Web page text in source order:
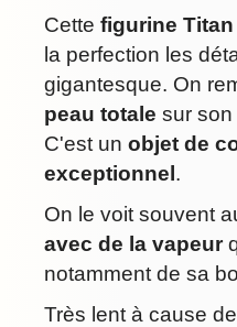
Cette figurine
la perfection les
gigantesque. On
peau totale sur
C'est un objet de
exceptionnel.
On le voit souvent
avec de la vapeur
notamment de sa
Très lent à cause